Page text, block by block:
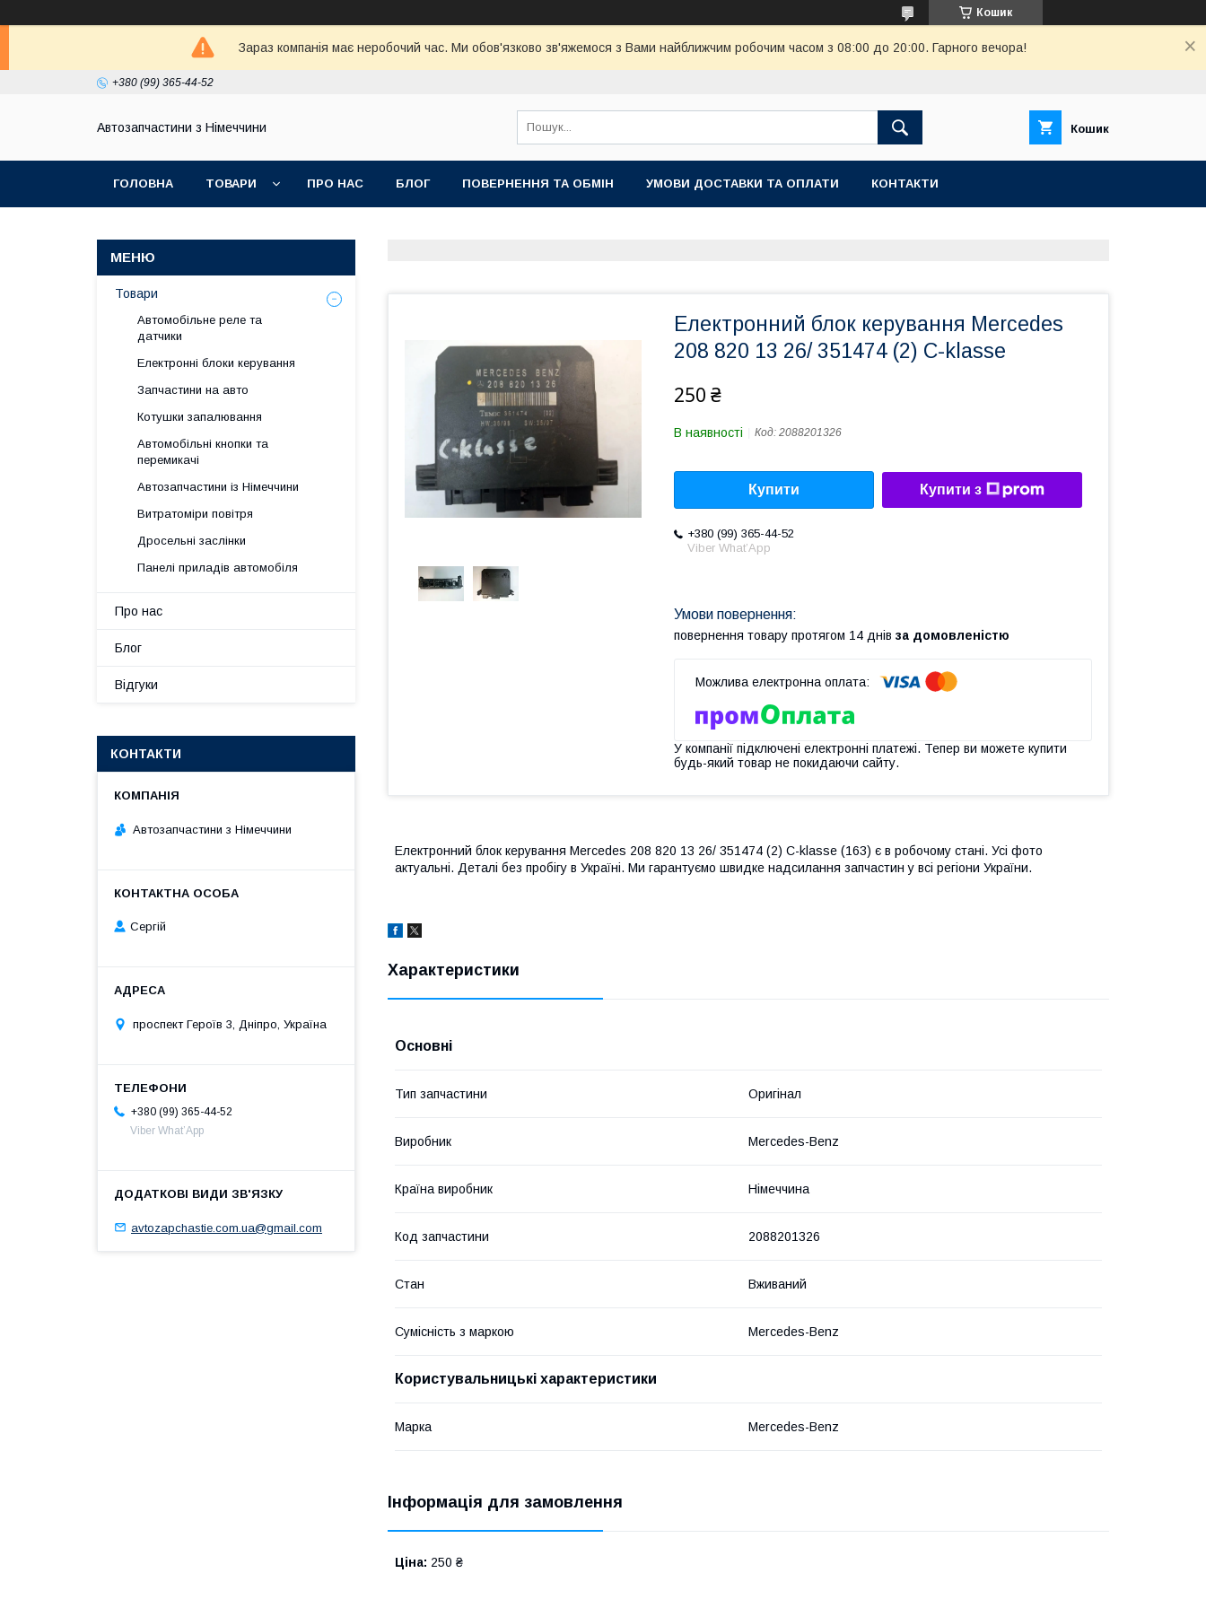
Кошик
Зараз компанія має неробочий час. Ми обов'язково зв'яжемося з Вами найближчим робочим часом з 08:00 до 20:00. Гарного вечора!
+380 (99) 365-44-52
Автозапчастини з Німеччини Кошик
ГОЛОВНА ТОВАРИ ПРО НАС БЛОГ ПОВЕРНЕННЯ ТА ОБМІН УМОВИ ДОСТАВКИ ТА ОПЛАТИ КОНТАКТИ
Електронний блок керування Mercedes
208 820 13 26/ 351474 (2) С-klasse
250 ₴
В наявності Код: 2088201326
Купити Купити з
+380 (99) 365-44-52
Viber What’App
повернення товару протягом 14 днів за домовленістю
У компанії підключені електронні платежі. Тепер ви можете купити
будь-який товар не покидаючи сайту.
Електронний блок керування Mercedes 208 820 13 26/ 351474 (2) С-klasse (163) є в робочому стані. Усі фото
актуальні. Деталі без пробігу в Україні. Ми гарантуємо швидке надсилання запчастин у всі регіони України.
Характеристики
Основні
Тип запчастини Оригінал
Виробник Mercedes-Benz
Країна виробник Німеччина
Код запчастини 2088201326
Стан Вживаний
Сумісність з маркою Mercedes-Benz
Користувальницькі характеристики
Марка Mercedes-Benz
Інформація для замовлення
Ціна: 250 ₴
Товари
Автомобільне реле та
датчики
Електронні блоки керування
Запчастини на авто
Котушки запалювання
Автомобільні кнопки та
перемикачі
Автозапчастини із Німеччини
Витратоміри повітря
Дросельні заслінки
Панелі приладів автомобіля
Про нас
Блог
Відгуки
КОНТАКТИ
Автозапчастини з Німеччини
Сергій
проспект Героїв 3, Дніпро, Україна
+380 (99) 365-44-52
Viber What’App
avtozapchastie.com.ua@gmail.com